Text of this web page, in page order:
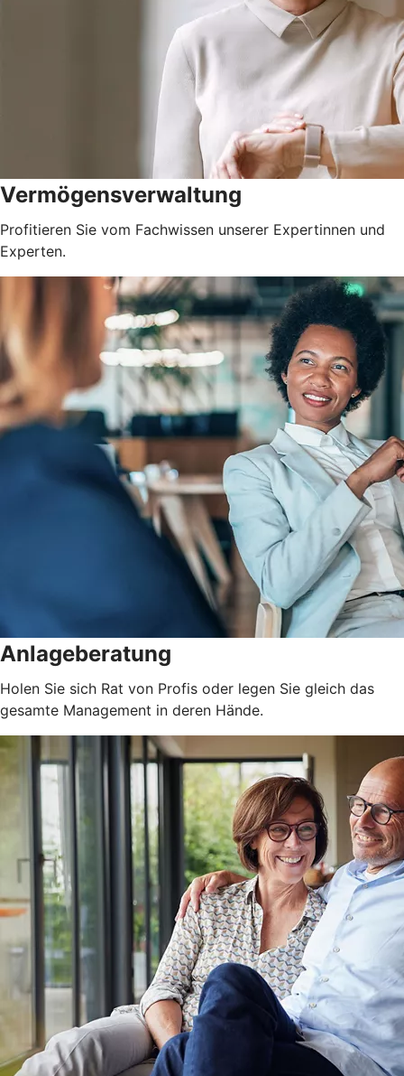
Vermögensverwaltung
Profitieren Sie vom Fachwissen unserer Expertinnen und
Experten.
Anlageberatung
Holen Sie sich Rat von Profis oder legen Sie gleich das
gesamte Management in deren Hände.